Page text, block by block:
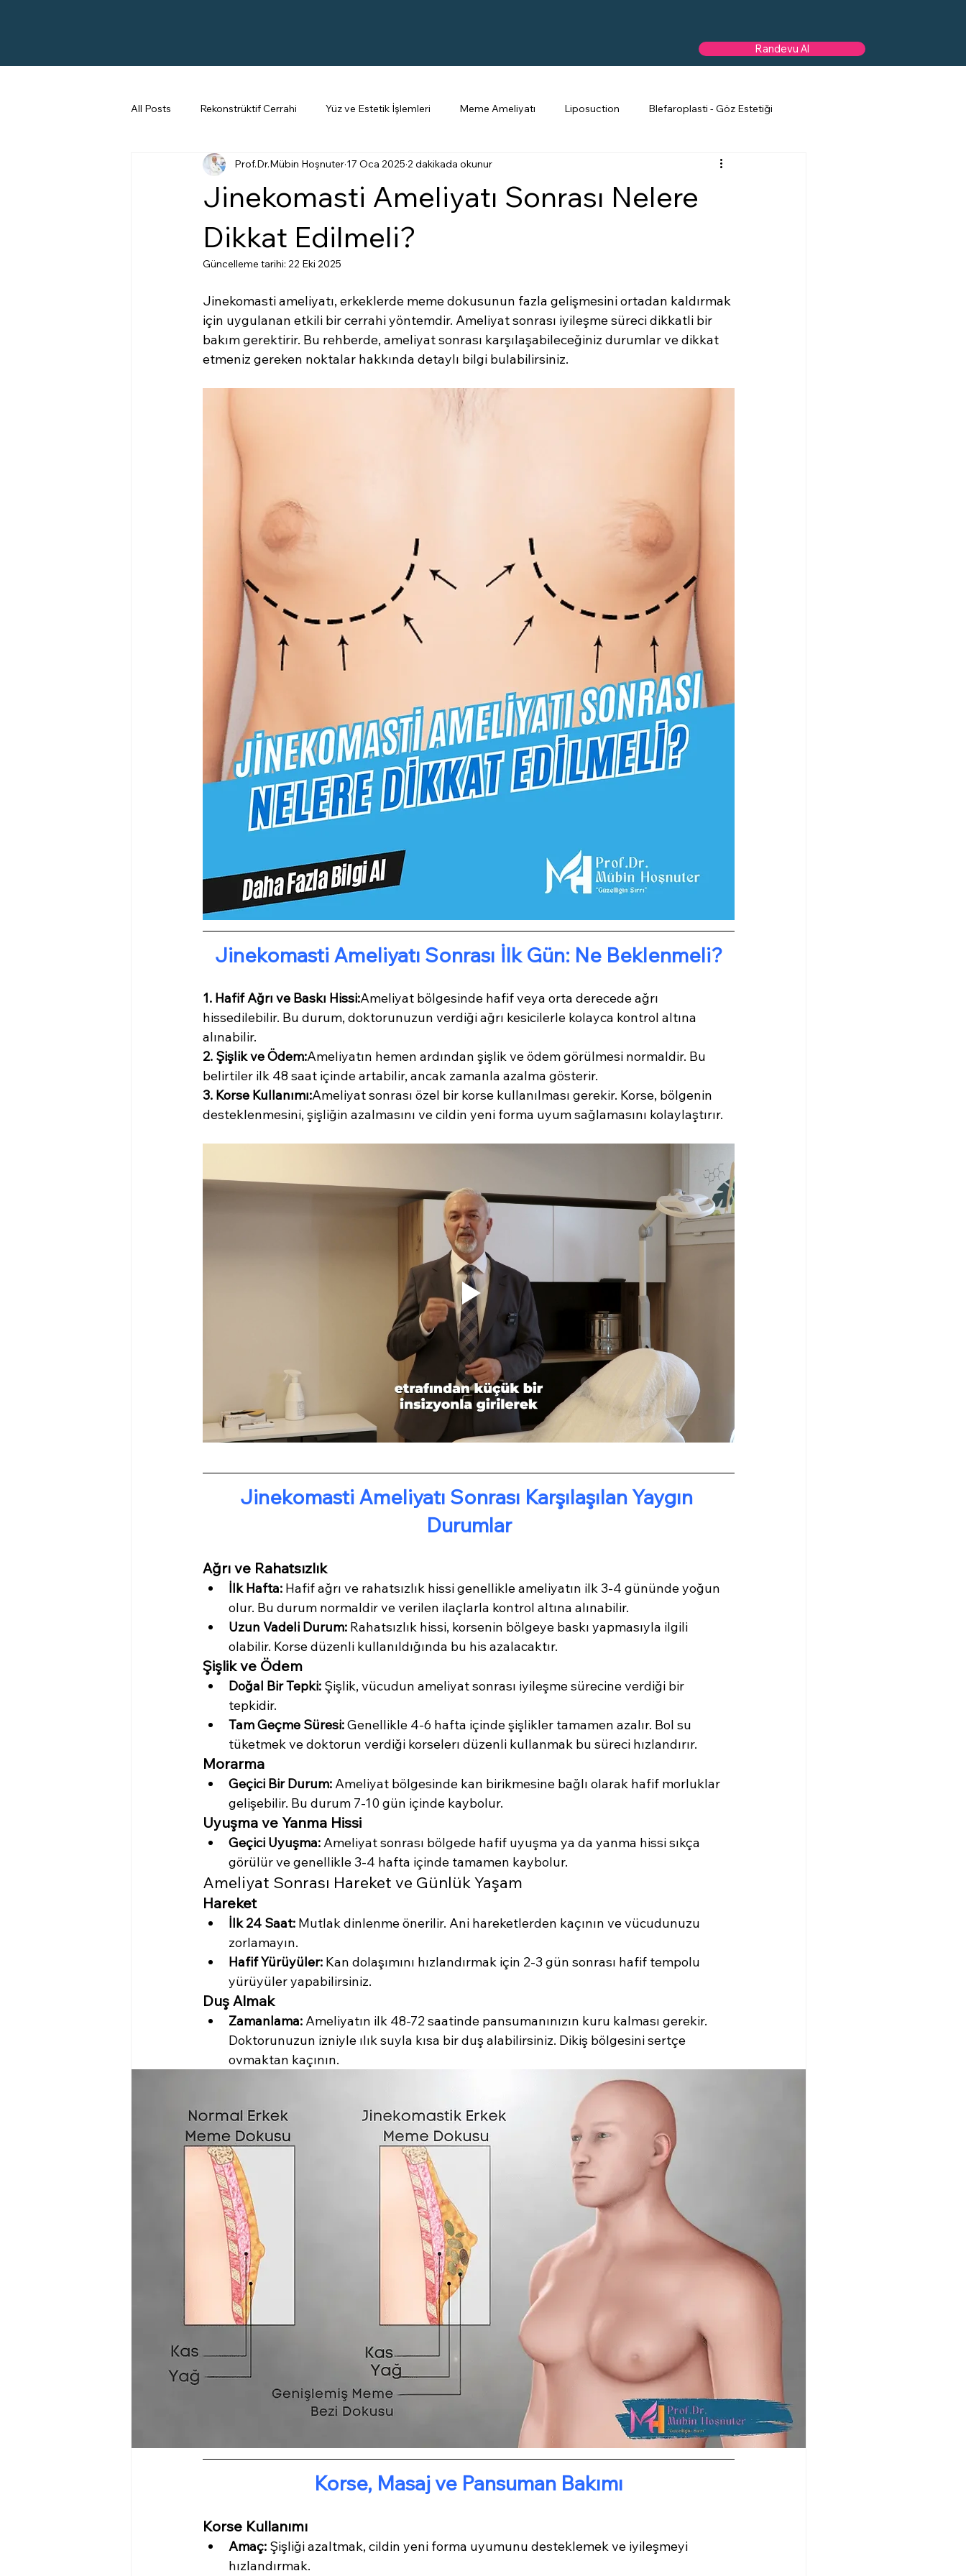
Randevu Al
All Posts Rekonstrüktif Cerrahi Yüz ve Estetik İşlemleri Meme Ameliyatı Liposuction Blefaroplasti - Göz Estetiği
Kepçe Kulak Karın Germe Jinekomasti Botoks Burun Estetiği
Jinekomasti Ameliyatı Sonrası Nelere
Dikkat Edilmeli?
Prof.Dr.Mübin Hoşnuter 17 Oca 2025 2 dakikada okunur
Güncelleme tarihi: 22 Eki 2025
Jinekomasti ameliyatı, erkeklerde meme dokusunun fazla gelişmesini ortadan kaldırmak
için uygulanan etkili bir cerrahi yöntemdir. Ameliyat sonrası iyileşme süreci dikkatli bir
bakım gerektirir. Bu rehberde, ameliyat sonrası karşılaşabileceğiniz durumlar ve dikkat
etmeniz gereken noktalar hakkında detaylı bilgi bulabilirsiniz.
Jinekomasti Ameliyatı Sonrası İlk Gün: Ne Beklenmeli?
1. Hafif Ağrı ve Baskı Hissi:Ameliyat bölgesinde hafif veya orta derecede ağrı
hissedilebilir. Bu durum, doktorunuzun verdiği ağrı kesicilerle kolayca kontrol altına
alınabilir.
2. Şişlik ve Ödem:Ameliyatın hemen ardından şişlik ve ödem görülmesi normaldir. Bu
belirtiler ilk 48 saat içinde artabilir, ancak zamanla azalma gösterir.
3. Korse Kullanımı:Ameliyat sonrası özel bir korse kullanılması gerekir. Korse, bölgenin
desteklenmesini, şişliğin azalmasını ve cildin yeni forma uyum sağlamasını kolaylaştırır.
Jinekomasti Ameliyatı Sonrası Karşılaşılan Yaygın
Durumlar
Ağrı ve Rahatsızlık
İlk Hafta: Hafif ağrı ve rahatsızlık hissi genellikle ameliyatın ilk 3-4 gününde yoğun
olur. Bu durum normaldir ve verilen ilaçlarla kontrol altına alınabilir.
Uzun Vadeli Durum: Rahatsızlık hissi, korsenin bölgeye baskı yapmasıyla ilgili
olabilir. Korse düzenli kullanıldığında bu his azalacaktır.
Şişlik ve Ödem
Doğal Bir Tepki: Şişlik, vücudun ameliyat sonrası iyileşme sürecine verdiği bir
tepkidir.
Tam Geçme Süresi: Genellikle 4-6 hafta içinde şişlikler tamamen azalır. Bol su
tüketmek ve doktorun verdiği korselerı düzenli kullanmak bu süreci hızlandırır.
Morarma
Geçici Bir Durum: Ameliyat bölgesinde kan birikmesine bağlı olarak hafif morluklar
gelişebilir. Bu durum 7-10 gün içinde kaybolur.
Uyuşma ve Yanma Hissi
Geçici Uyuşma: Ameliyat sonrası bölgede hafif uyuşma ya da yanma hissi sıkça
görülür ve genellikle 3-4 hafta içinde tamamen kaybolur.
Ameliyat Sonrası Hareket ve Günlük Yaşam
Hareket
İlk 24 Saat: Mutlak dinlenme önerilir. Ani hareketlerden kaçının ve vücudunuzu
zorlamayın.
Hafif Yürüyüler: Kan dolaşımını hızlandırmak için 2-3 gün sonrası hafif tempolu
yürüyüler yapabilirsiniz.
Duş Almak
Zamanlama: Ameliyatın ilk 48-72 saatinde pansumanınızın kuru kalması gerekir.
Doktorunuzun izniyle ılık suyla kısa bir duş alabilirsiniz. Dikiş bölgesini sertçe
ovmaktan kaçının.
Korse, Masaj ve Pansuman Bakımı
Korse Kullanımı
Amaç: Şişliği azaltmak, cildin yeni forma uyumunu desteklemek ve iyileşmeyi
hızlandırmak.